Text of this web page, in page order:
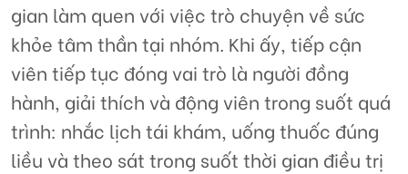
gian làm quen với việc trò chuyện về sức
khỏe tâm thần tại nhóm. Khi ấy, tiếp cận
viên tiếp tục đóng vai trò là người đồng
hành, giải thích và động viên trong suốt quá
trình: nhắc lịch tái khám, uống thuốc đúng
liều và theo sát trong suốt thời gian điều trị